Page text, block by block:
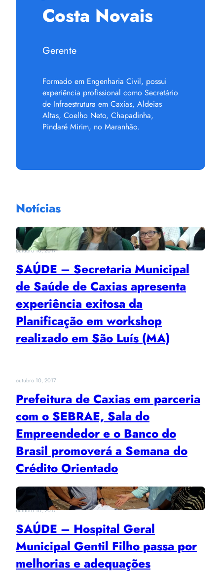
Costa Novais
Gerente
Formado em Engenharia Civil, possui
experiência profissional como Secretário
de Infraestrutura em Caxias, Aldeias
Altas, Coelho Neto, Chapadinha,
Pindaré Mirim, no Maranhão.
Notícias
outubro 10, 2017
SAÚDE – Secretaria Municipal
de Saúde de Caxias apresenta
experiência exitosa da
Planificação em workshop
realizado em São Luís (MA)
outubro 10, 2017
Prefeitura de Caxias em parceria
com o SEBRAE, Sala do
Empreendedor e o Banco do
Brasil promoverá a Semana do
Crédito Orientado
outubro 10, 2017
SAÚDE – Hospital Geral
Municipal Gentil Filho passa por
melhorias e adequações